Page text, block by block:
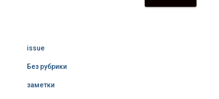
issue
Без рубрики
заметки